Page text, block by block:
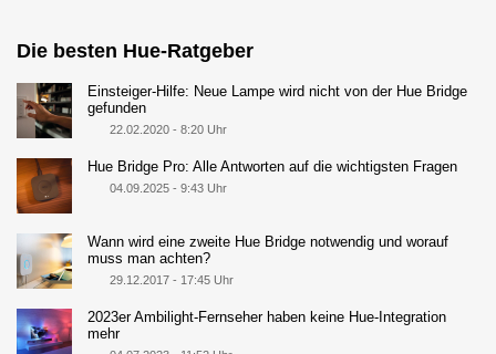
Die besten Hue-Ratgeber
Einsteiger-Hilfe: Neue Lampe wird nicht von der Hue Bridge
gefunden
22.02.2020 - 8:20 Uhr
Hue Bridge Pro: Alle Antworten auf die wichtigsten Fragen
04.09.2025 - 9:43 Uhr
Wann wird eine zweite Hue Bridge notwendig und worauf
muss man achten?
29.12.2017 - 17:45 Uhr
2023er Ambilight-Fernseher haben keine Hue-Integration
mehr